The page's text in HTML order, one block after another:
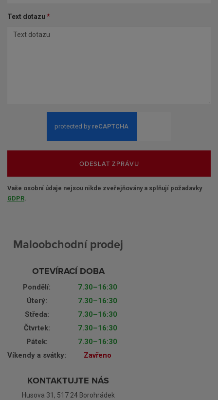
Text dotazu *
ODESLAT ZPRÁVU
Vaše osobní údaje nejsou nikde zveřejňovány a splňují požadavky
GDPR
Maloobchodní prodej
OTEVÍRACÍ DOBA
Pondělí:
7.30–16:30
Úterý:
7.30–16:30
Středa:
7.30–16:30
Čtvrtek:
7.30–16:30
Pátek:
7.30–16:30
Víkendy a svátky:
Zavřeno
KONTAKTUJTE NÁS
Husova 31, 517 24 Borohrádek